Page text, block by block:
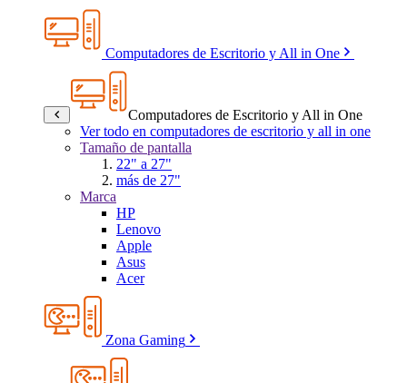
Computadores de Escritorio y All in One
Computadores de Escritorio y All in One
Ver todo en computadores de escritorio y all in one
Tamaño de pantalla
22" a 27"
más de 27"
Marca
HP
Lenovo
Apple
Asus
Acer
Zona Gaming